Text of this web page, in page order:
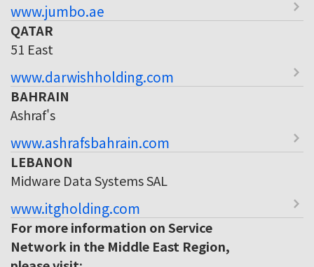
www.jumbo.ae
QATAR
51 East
www.darwishholding.com
BAHRAIN
Ashraf's
www.ashrafsbahrain.com
LEBANON
Midware Data Systems SAL
www.itgholding.com
For more information on Service
Network in the Middle East Region,